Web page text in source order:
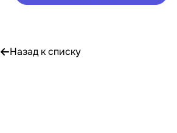
Назад к списку